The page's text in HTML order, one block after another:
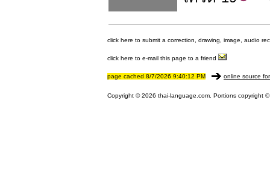
click here to submit a correction, drawing, image, audio
click here to e-mail this page to a friend
page cached 8/7/2026 9:40:12 PM online source
Copyright © 2026 thai-language.com. Portions copyright